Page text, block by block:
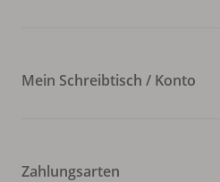
Mein Schreibtisch / Konto
Zahlungsarten